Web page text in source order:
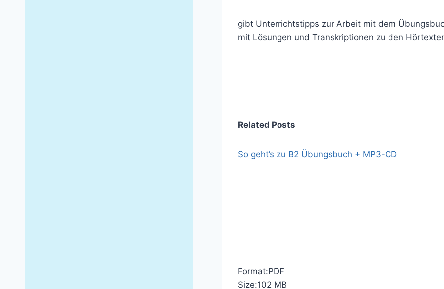
gibt Unterrichtstipps zur Arbeit mit dem
mit Lösungen und Transkriptionen zu den
Related Posts
So geht’s zu B2 Übungsbuch + MP3-CD
Format:PDF
Size:102 MB